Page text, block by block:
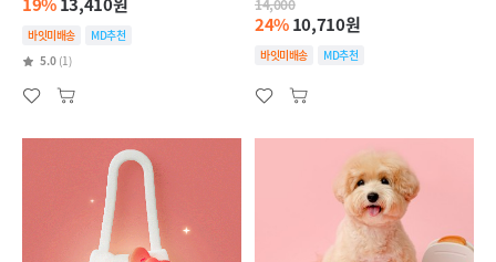
바잇미배송
MD추천
5.0 (1)
14,000
24%10,710원
바잇미배송 MD추천